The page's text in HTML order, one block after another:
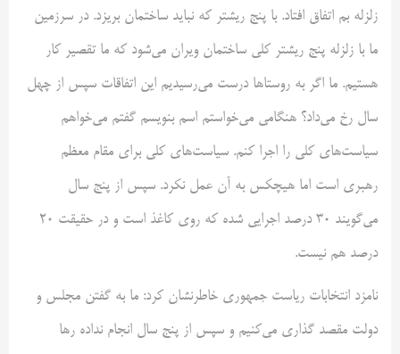
زلزله بم اتفاق افتاد. با پنج ریشتر که نباید ساختمان بریزد. در سرزمین
ما با زلزله پنج ریشتر کلی ساختمان ویران می‌شود که ما تقصیر کار
هستیم. ما اگر به روستاها درست می‌رسیدیم این اتفاقات سپس از چهل
سال رخ می‌داد؟ هنگامی می‌خواستم اسم بنویسم گفتم می‌خواهم
سیاست‌های کلی را اجرا کنم. سیاست‌های کلی برای مقام معظم
رهبری است اما هیچکس به آن عمل نکرد. سپس از پنج سال
می‌گویند ۳۰ درصد اجرایی شده که روی کاغذ است و در حقیقت ۲۰
درصد هم نیست.
نامزد انتخابات ریاست جمهوری خاطرنشان کرد: ما به گفتن مجلس و
دولت مقصد گذاری می‌کنیم و سپس از پنج سال انجام نداده رها